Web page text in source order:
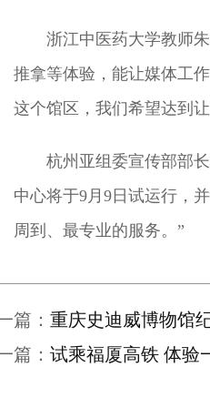
浙江中医药大学教师
推拿等体验，能让媒体工
这个馆区，我们希望达到
杭州亚组委宣传部部
中心将于9月9日试运行，
周到、最专业的服务。”
篇：重庆史迪威博物馆
篇：试乘福厦高铁 体验